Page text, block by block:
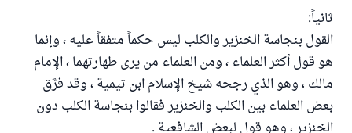
ثانياً:
القول بنجاسة الخنزير والكلب ليس حكماً متفقاً عليه ، وإنما
هو قول أكثر العلماء ، ومن العلماء من يرى طهارتهما ، الإمام
مالك ، وهو الذي رجحه شيخ الإسلام ابن تيمية ، وقد فرَّق
بعض العلماء بين الكلب والخنزير فقالوا بنجاسة الكلب دون
الخنزير ، وهو قول لبعض الشافعية .